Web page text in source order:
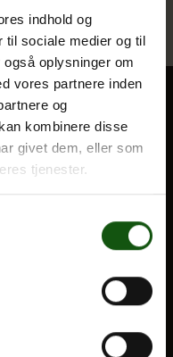
indhold og
til sociale medier og til
oplysninger om
vores partnere inden
og
kombinere disse
givet dem, eller som
tjenester.